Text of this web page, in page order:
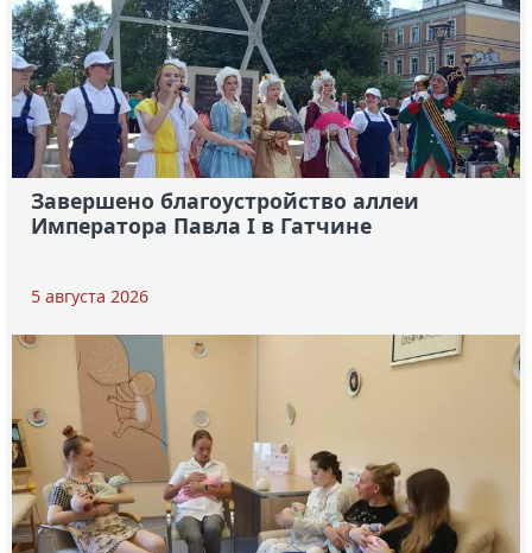
Завершено благоустройство аллеи
Императора Павла I в Гатчине
5 августа 2026